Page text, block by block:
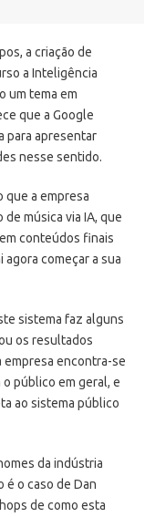
a criação de
a Inteligência
um tema em
que a Google
para apresentar
nesse sentido.
que a empresa
música via IA, que
conteúdos finais
começar a sua
sistema faz alguns
os resultados
empresa encontra-se
público em geral, e
ao sistema público
da indústria
é o caso de Dan
de como esta